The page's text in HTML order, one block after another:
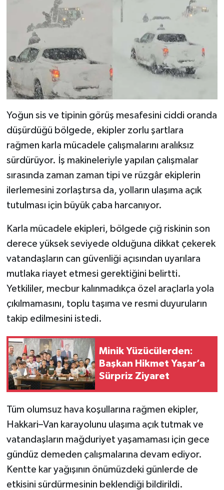
Yoğun sis ve tipinin görüş mesafesini ciddi oranda
düşürdüğü bölgede, ekipler zorlu şartlara
rağmen karla mücadele çalışmalarını aralıksız
sürdürüyor. İş makineleriyle yapılan çalışmalar
sırasında zaman zaman tipi ve rüzgâr ekiplerin
ilerlemesini zorlaştırsa da, yolların ulaşıma açık
tutulması için büyük çaba harcanıyor.
Karla mücadele ekipleri, bölgede çığ riskinin son
derece yüksek seviyede olduğuna dikkat çekerek
vatandaşların can güvenliği açısından uyarılara
mutlaka riayet etmesi gerektiğini belirtti.
Yetkililer, mecbur kalınmadıkça özel araçlarla yola
çıkılmamasını, toplu taşıma ve resmi duyuruların
takip edilmesini istedi.
Minik Yüzücülerden:
Başkan Hikmet Yaşar’a
Sürpriz Ziyaret
Tüm olumsuz hava koşullarına rağmen ekipler,
Hakkari–Van karayolunu ulaşıma açık tutmak ve
vatandaşların mağduriyet yaşamaması için gece
gündüz demeden çalışmalarına devam ediyor.
Kentte kar yağışının önümüzdeki günlerde de
etkisini sürdürmesinin beklendiği bildirildi.